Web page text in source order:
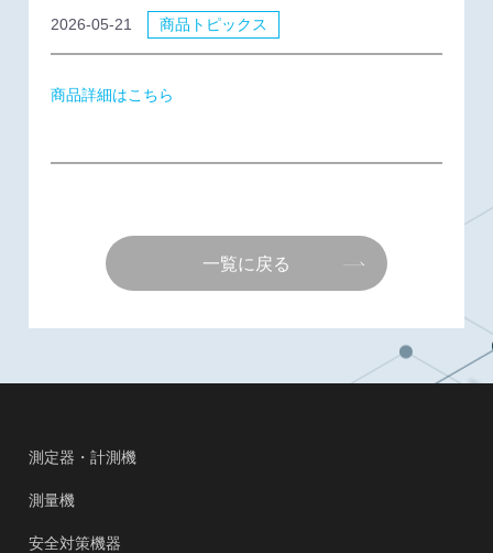
2026-05-21 商品トピックス
商品詳細はこちら
一覧に戻る
測定器・計測機
測量機
安全対策機器